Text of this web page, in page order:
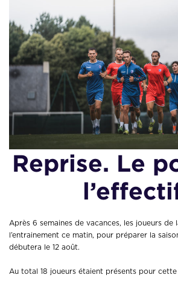
Reprise. Le
Après 6 semaines de vacances, les joueurs
l’entrainement ce matin, pour préparer la
débutera le 12 août.
Au total 18 joueurs étaient présents pour cette